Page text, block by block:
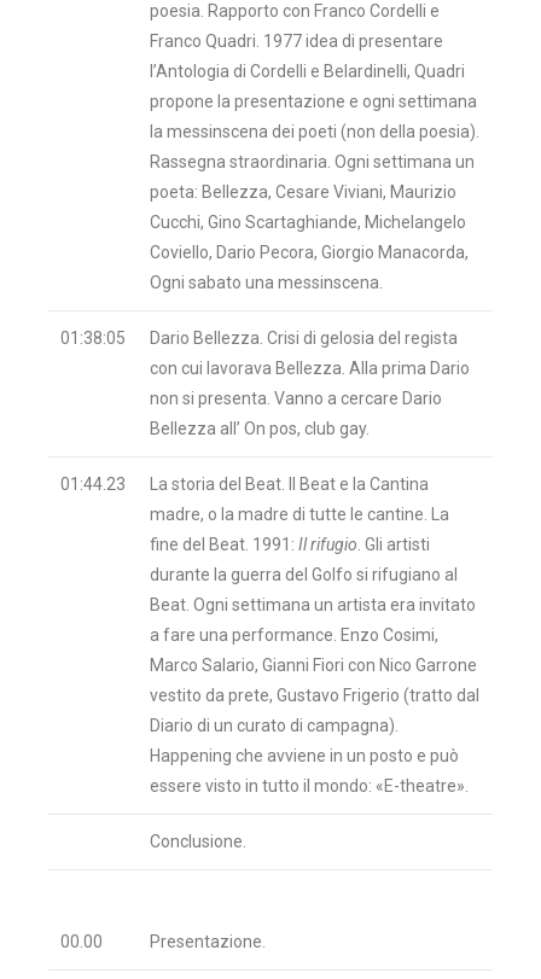
poesia. Rapporto con Franco Cordelli e
Franco Quadri. 1977 idea di presentare
l’Antologia di Cordelli e Belardinelli, Quadri
propone la presentazione e ogni settimana
la messinscena dei poeti (non della poesia).
Rassegna straordinaria. Ogni settimana un
poeta: Bellezza, Cesare Viviani, Maurizio
Cucchi, Gino Scartaghiande, Michelangelo
Coviello, Dario Pecora, Giorgio Manacorda,
Ogni sabato una messinscena.
01:38:05
Dario Bellezza. Crisi di gelosia del regista
con cui lavorava Bellezza. Alla prima Dario
non si presenta. Vanno a cercare Dario
Bellezza all’ On pos, club gay.
01:44.23
La storia del Beat. Il Beat e la Cantina
madre, o la madre di tutte le cantine. La
fine del Beat. 1991: Il rifugio . Gli artisti
durante la guerra del Golfo si rifugiano al
Beat. Ogni settimana un artista era invitato
a fare una performance. Enzo Cosimi,
Marco Salario, Gianni Fiori con Nico Garrone
vestito da prete, Gustavo Frigerio (tratto dal
Diario di un curato di campagna).
Happening che avviene in un posto e può
essere visto in tutto il mondo: «E-theatre».
Conclusione.
00.00 Presentazione.